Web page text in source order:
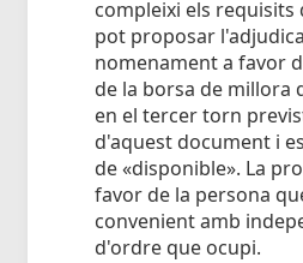
compleixi els requisits
pot proposar
nomenament a favor
de la borsa de millora
en el tercer torn
d'aquest document i
de «disponible». La
favor de la persona
convenient amb
d'ordre que ocupi.